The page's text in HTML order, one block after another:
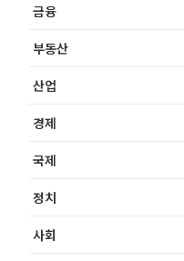
금융
부동산
산업
경제
국제
정치
사회